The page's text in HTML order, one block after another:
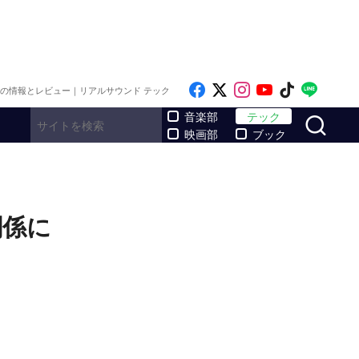
情報とレビュー｜リアルサウンド テック Like on Facebook
Follow on x
Follow on
Follow on
Follow
音楽部
映画部
テック
ブック
に